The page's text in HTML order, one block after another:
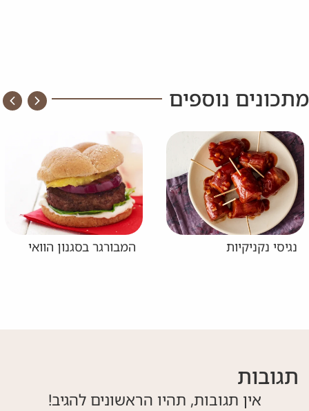
מתכונים נוספים
נגיסי נקניקיות המבורגר בסגנון הוואי
תגובות
אין תגובות, תהיו הראשונים להגיב!